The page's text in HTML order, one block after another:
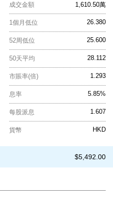
1,610.50萬
成交金額
26.380
1個月低位
25.600
52周低位
28.112
50天平均
1.293
市賬率(倍)
5.85%
息率
1.607
每股派息
HKD
貨幣
$5,492.00